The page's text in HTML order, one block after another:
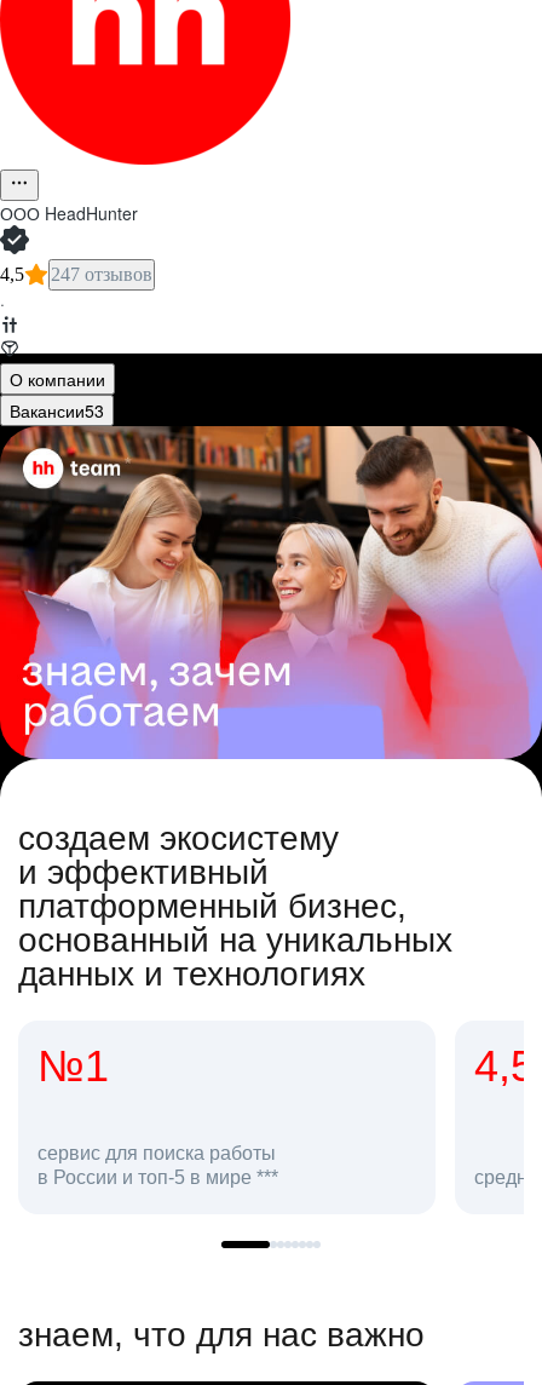
ООО HeadHunter
4,5 247 отзывов
·
О компании
Вакансии53
создаем экосистему
и эффективный
платформенный бизнес,
основанный на уникальных
данных и технологиях
4,5
средняя оценка hh.ru как работодателя **
в
знаем, что для нас важно